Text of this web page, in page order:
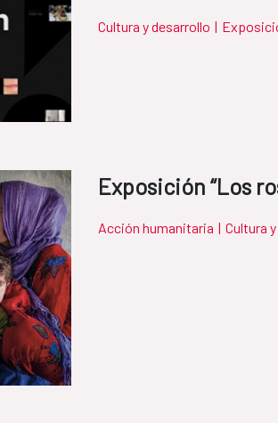
Cultura y desarrollo |
Exposición “Los
Acción humanitaria | Cultura